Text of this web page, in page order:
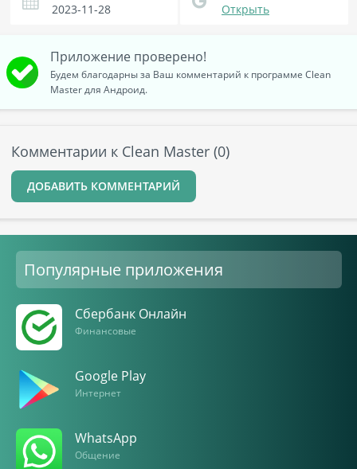
2023-11-28
Открыть
Приложение проверено!
Будем благодарны за Ваш комментарий к программе Clean
Master для Андроид.
Комментарии к Clean Master (0)
ДОБАВИТЬ КОММЕНТАРИЙ
Популярные приложения
Сбербанк Онлайн
Финансовые
Google Play
Интернет
WhatsApp
Общение